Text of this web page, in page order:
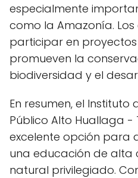
especialmente
como la Amazonía.
participar en
promueven la
biodiversidad y el
En resumen, el Instituto
Público Alto Huallaga -
excelente opción para
una educación de alta
natural privilegiado.